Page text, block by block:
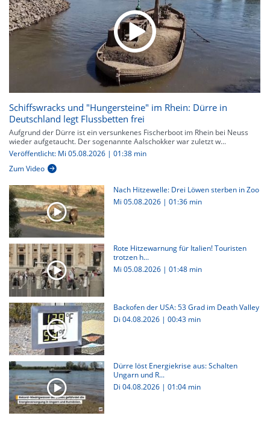
Schiffswracks und "Hungersteine" im Rhein: Dürre in
Deutschland legt Flussbetten frei
Aufgrund der Dürre ist ein versunkenes Fischerboot im Rhein bei Neuss
wieder aufgetaucht. Der sogenannte Aalschokker war zuletzt w...
Veröffentlicht: Mi 05.08.2026 | 01:38 min
Zum Video
Nach Hitzewelle: Drei Löwen sterben in Zoo
Mi 05.08.2026 | 01:36 min
Rote Hitzewarnung für Italien! Touristen
trotzen h...
Mi 05.08.2026 | 01:48 min
Backofen der USA: 53 Grad im Death Valley
Di 04.08.2026 | 00:43 min
Dürre löst Energiekrise aus: Schalten
Ungarn und R...
Di 04.08.2026 | 01:04 min